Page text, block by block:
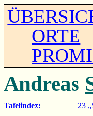
ORTE
Andreas
Tafelindex: 23